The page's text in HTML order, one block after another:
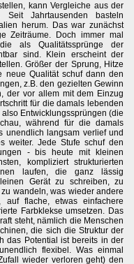
kann Vergleiche aus der
Seit Jahrtausenden basteln
herum. Das war zunächst
Zeiträume. Doch immer mal
als Qualitätssprünge der
sind. Klein erscheint der
Größer der Sprung, Hitze
neue Qualität schuf dann den
z.B. den gezielten Gewinn
der vor allem mit dem Einzug
für die damals lebenden
Entwicklungssprüngen (die
während für die damals
unendlich langsam verlief und
weiter. Jede Stufe schuf den
- bis heute mit kleinen
kompliziert strukturierten
laufen, die ganz lässig
Gerät zu schreiben, zu
wandeln, was wieder andere
auf flache, etwas einfachere
Farbklekse umsetzen. Das
steht, nämlich die Menschen
die sich die Struktur der
das Potential ist bereits in der
flexibel. Was einmal
wieder verloren geht) den